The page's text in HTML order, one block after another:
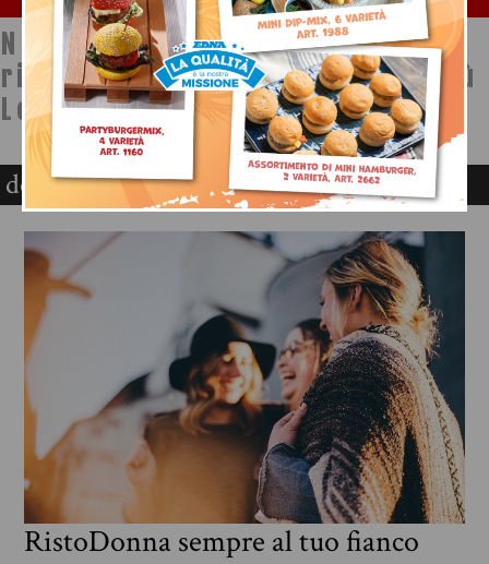
Notizie dal mondo della
ristorazione a cura di Ristopiù
Lombardia SpA
donne
RistoDonna sempre al tuo fianco